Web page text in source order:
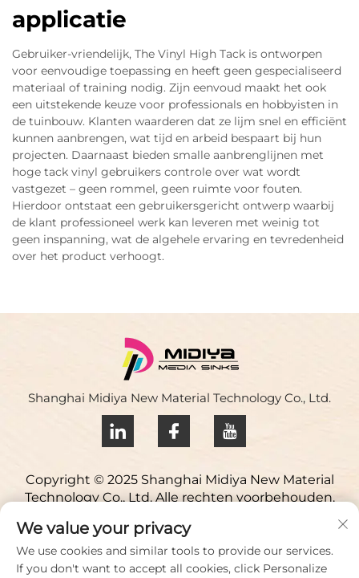
applicatie
Gebruiker-vriendelijk, The Vinyl High Tack is ontworpen
voor eenvoudige toepassing en heeft geen gespecialiseerd
materiaal of training nodig. Zijn eenvoud maakt het ook
een uitstekende keuze voor professionals en hobbyisten in
de tuinbouw. Klanten waarderen dat ze lijm snel en efficiënt
kunnen aanbrengen, wat tijd en arbeid bespaart bij hun
projecten. Daarnaast bieden smalle aanbrenglijnen met
hoge tack vinyl gebruikers controle over wat wordt
vastgezet – geen rommel, geen ruimte voor fouten.
Hierdoor ontstaat een gebruikersgericht ontwerp waarbij
de klant professioneel werk kan leveren met weinig tot
geen inspanning, wat de algehele ervaring en tevredenheid
over het product verhoogt.
Shanghai Midiya New Material Technology Co., Ltd.
Copyright © 2025 Shanghai Midiya New Material
Technology Co., Ltd. Alle rechten voorbehouden.
Privacybeleid
Neem contact op
We value your privacy
We use cookies and similar tools to provide our services.
If you don't want to accept all cookies, click Personalize